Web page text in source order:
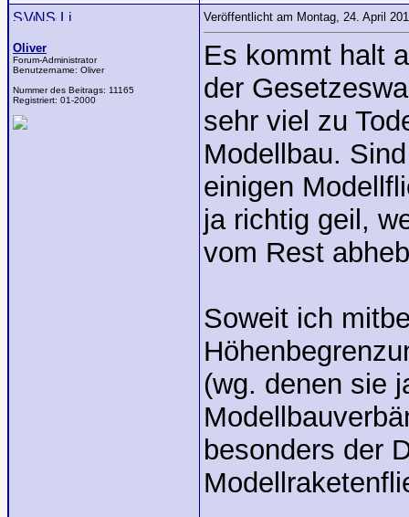
Oliver
Forum-Administrator
Benutzername: Oliver
Nummer des Beitrags: 11165
Registriert: 01-2000
Veröffentlicht am Montag, 24. April
Es kommt halt
der
sehr viel zu
Modellbau.
einigen
ja richtig geil,
vom Rest
Soweit ich
(wg. denen sie
besonders der